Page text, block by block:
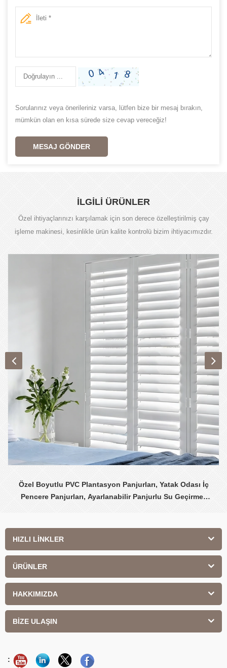
Sorularınız veya önerileriniz varsa, lütfen bize bir mesaj bırakın,
mümkün olan en kısa sürede size cevap vereceğiz!
MESAJ GÖNDER
İLGİLİ ÜRÜNLER
Özel ihtiyaçlarınızı karşılamak için son derece özelleştirilmiş çay
işleme makinesi, kesinlikle ürün kalite kontrolü bizim ihtiyacımızdır.
Özel Boyutlu PVC Plantasyon Panjurları, Yatak Odası İç
Pencere Panjurları, Ayarlanabilir Panjurlu Su Geçirmez
HIZLI LİNKLER
ÜRÜNLER
HAKKIMIZDA
BİZE ULAŞIN
: